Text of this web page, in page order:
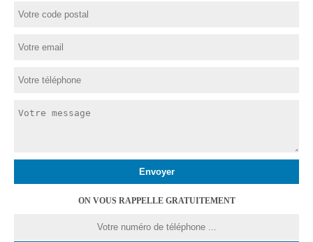
ON VOUS RAPPELLE GRATUITEMENT